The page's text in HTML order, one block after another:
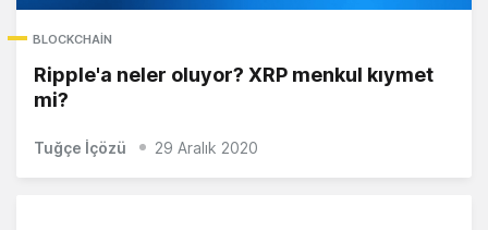
BLOCKCHAIN
Ripple'a neler oluyor? XRP menkul kıymet
mi?
Tuğçe İçözü 29 Aralık 2020